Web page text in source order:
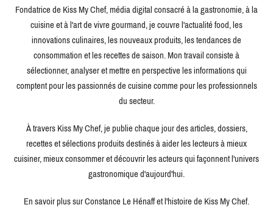
Fondatrice de Kiss My Chef, média digital consacré à la gastronomie, à la
cuisine et à l'art de vivre gourmand, je couvre l'actualité food, les
innovations culinaires, les nouveaux produits, les tendances de
consommation et les recettes de saison. Mon travail consiste à
sélectionner, analyser et mettre en perspective les informations qui
comptent pour les passionnés de cuisine comme pour les professionnels
du secteur.
À travers Kiss My Chef, je publie chaque jour des articles, dossiers,
recettes et sélections produits destinés à aider les lecteurs à mieux
cuisiner, mieux consommer et découvrir les acteurs qui façonnent l'univers
gastronomique d'aujourd'hui.
En savoir plus sur Constance Le Hénaff et l'histoire de Kiss My Chef.